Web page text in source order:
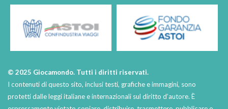
© 2025 Giocamondo. Tutti i diritti riservati.
I contenuti di questo sito, inclusi testi, grafiche e immagini, sono
protetti dalle leggi italiane e internazionali sul diritto d’autore. È